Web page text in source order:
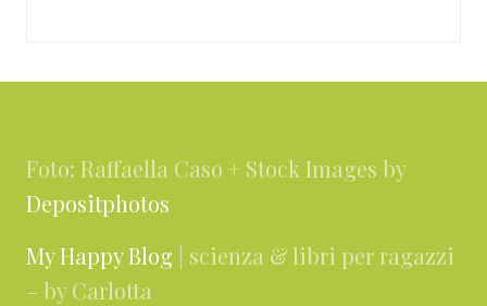
Foto: Raffaella Caso + Stock Images by
Depositphotos
My Happy Blog | scienza & libri per ragazzi
– by Carlotta